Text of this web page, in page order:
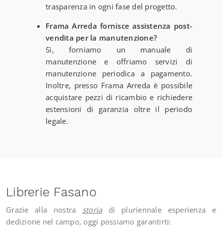
Librerie Fasano
Grazie alla nostra storiadi pluriennale esperienza e
dedizione nel campo, oggi possiamo garantirti:
trasparenza in ogni fase del progetto.
Frama Arreda fornisce assistenza post-
vendita per la manutenzione?
Sì, forniamo un manuale di
manutenzione e offriamo servizi di
manutenzione periodica a pagamento.
Inoltre, presso Frama Arreda è possibile
acquistare pezzi di ricambio e richiedere
estensioni di garanzia oltre il periodo
legale.